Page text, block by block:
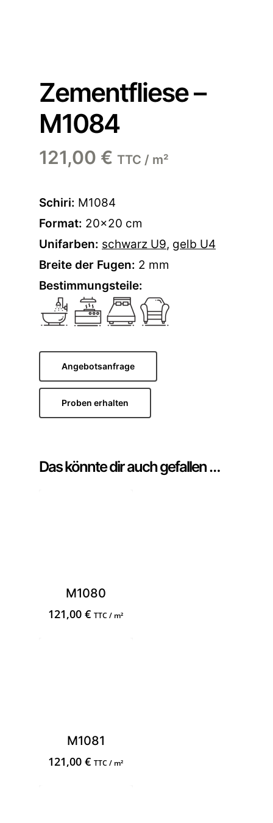
Zementfliese –
M1084
121,00 € TTC / m²
Schiri: M1084
Format: 20×20 cm
Unifarben: schwarz U9, gelb U4
Breite der Fugen: 2 mm
Bestimmungsteile:
Angebotsanfrage
Proben erhalten
Das könnte dir auch gefallen …
M1080
121,00€ TTC / m²
M1081
121,00€ TTC / m²